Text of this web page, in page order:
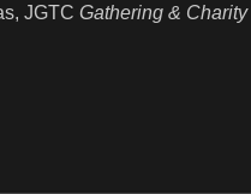
JGTC Gathering &